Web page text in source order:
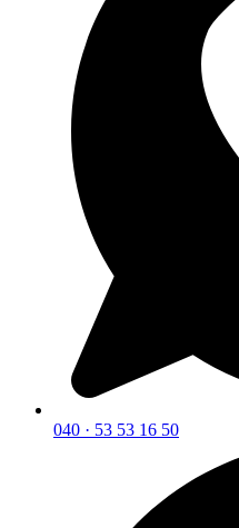
040 · 53 53 16 50